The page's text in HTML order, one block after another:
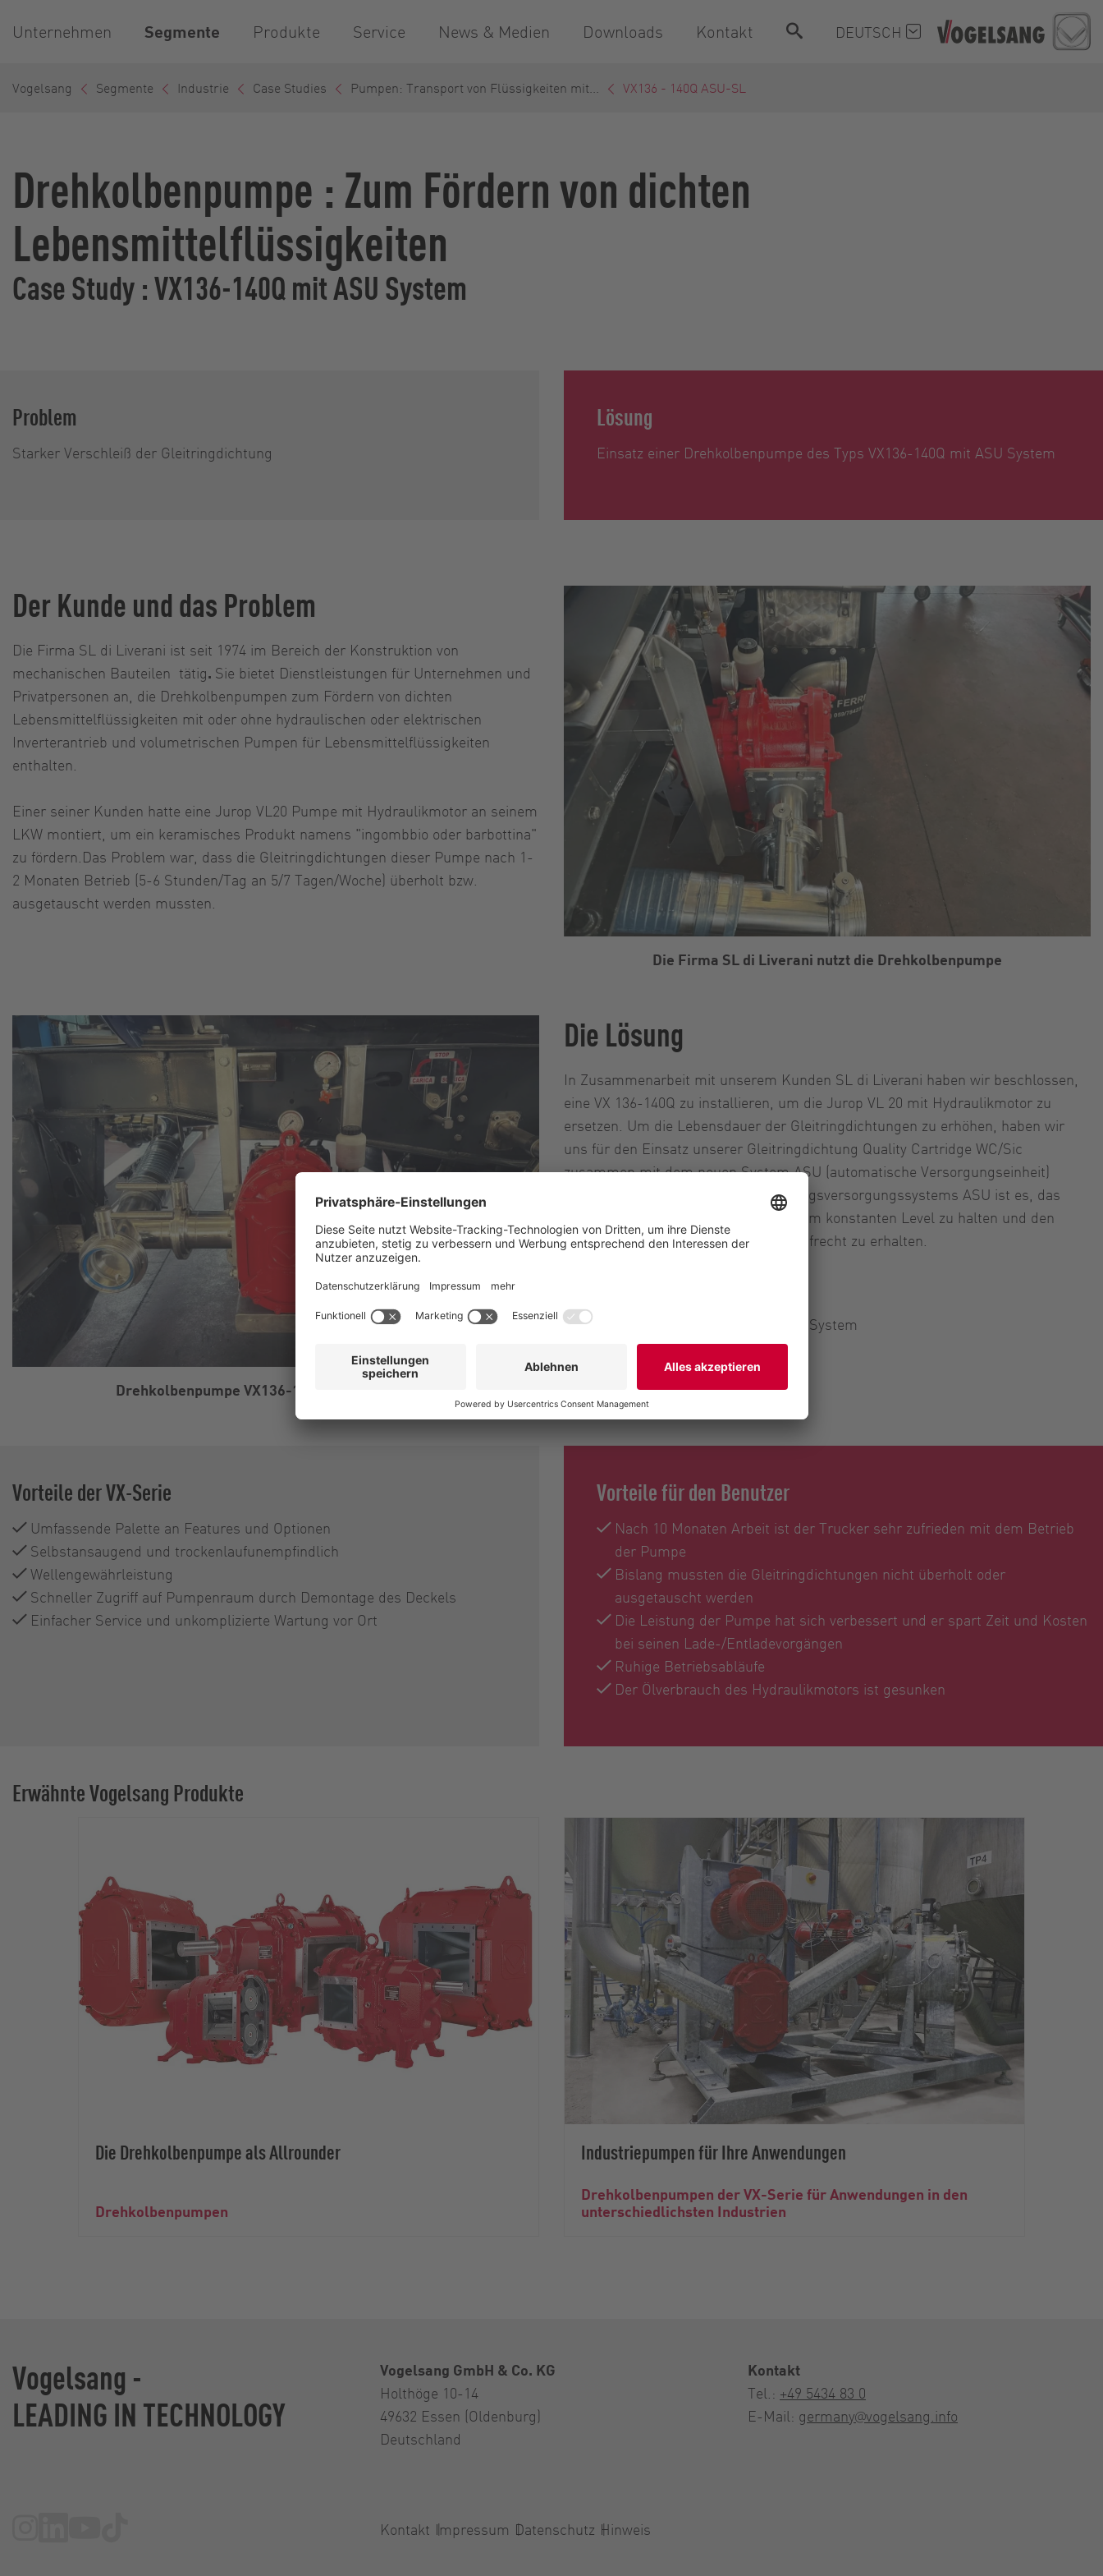
Unternehmen Segmente Produkte Service News & Medien Downloads Kontakt DEUTSCH
Vogelsang Segmente Industrie Case Studies Pumpen: Transport von Flüssigkeiten mit... VX136 - 140Q ASU-SL
Drehkolbenpumpe : Zum Fördern von dichten
Lebensmittelflüssigkeiten
Case Study : VX136-140Q mit ASU System
Problem
Starker Verschleiß der Gleitringdichtung
Lösung
Einsatz einer Drehkolbenpumpe des Typs VX136-140Q mit ASU System
Der Kunde und das Problem
Die Firma SL di Liverani ist seit 1974 im Bereich der Konstruktion von
mechanischen Bauteilen tätig. Sie bietet Dienstleistungen für Unternehmen und
Privatpersonen an, die Drehkolbenpumpen zum Fördern von dichten
Lebensmittelflüssigkeiten mit oder ohne hydraulischen oder elektrischen
Inverterantrieb und volumetrischen Pumpen für Lebensmittelflüssigkeiten
enthalten.
Einer seiner Kunden hatte eine Jurop VL20 Pumpe mit Hydraulikmotor an seinem
LKW montiert, um ein keramisches Produkt namens "ingombbio oder barbottina"
zu fördern. Das Problem war, dass die Gleitringdichtungen dieser Pumpe nach 1-
2 Monaten Betrieb (5-6 Stunden/Tag an 5/7 Tagen/Woche) überholt bzw.
ausgetauscht werden mussten.
Die Firma SL di Liverani nutzt die Drehkolbenpumpe
Drehkolbenpumpe VX136-140Q mit ASU System
Die Lösung
In Zusammenarbeit mit unserem Kunden SL di Liverani haben wir beschlossen,
eine VX 136-140Q zu installieren, um die Jurop VL 20 mit Hydraulikmotor zu
ersetzen. Um die Lebensdauer der Gleitringdichtungen zu erhöhen, haben wir
uns für den Einsatz unserer Gleitringdichtung Quality Cartridge WC/Sic
zusammen mit dem neuen System ASU (automatische Versorgungseinheit)
entschieden. Die Aufgabe des Dichtungsversorgungssystems ASU ist es, das
Schmiermittel einer Dichtung auf einem konstanten Level zu halten und den
Sperrdruck innerhalb der Dichtung aufrecht zu erhalten.
Case Study : VX136-140Q mit ASU System
Vorteile der VX-Serie
Umfassende Palette an Features und Optionen
Selbstansaugend und trockenlaufunempfindlich
Wellengewährleistung
Schneller Zugriff auf Pumpenraum durch Demontage des Deckels
Einfacher Service und unkomplizierte Wartung vor Ort
Vorteile für den Benutzer
Nach 10 Monaten Arbeit ist der Trucker sehr zufrieden mit dem Betrieb
der Pumpe
Bislang mussten die Gleitringdichtungen nicht überholt oder
ausgetauscht werden
Die Leistung der Pumpe hat sich verbessert und er spart Zeit und Kosten
bei seinen Lade-/Entladevorgängen
Ruhige Betriebsabläufe
Der Ölverbrauch des Hydraulikmotors ist gesunken
Erwähnte Vogelsang Produkte
Die Drehkolbenpumpe als Allrounder
Drehkolbenpumpen
Industriepumpen für Ihre Anwendungen
Drehkolbenpumpen der VX-Serie für Anwendungen in den
unterschiedlichsten Industrien
Vogelsang -
LEADING IN TECHNOLOGY
Vogelsang GmbH & Co. KG
Holthöge 10-14
49632 Essen (Oldenburg)
Deutschland
Kontakt
Tel.: +49 5434 83 0
E-Mail: germany@vogelsang.info
Kontakt Impressum Datenschutz Hinweis